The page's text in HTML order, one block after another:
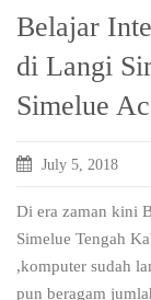
Belajar
di Langi
Simelue
July 5, 2018
Di era zaman kini
Simelue Tengah
,komputer sudah
pun beragam